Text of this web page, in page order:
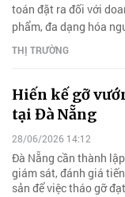
toán đặt ra đối với
phẩm, đa dạng hóa
THỊ TRƯỜNG
Hiến kế gỡ
tại Đà Nẵng
28/06/2026 14:12
Đà Nẵng cần thành
giám sát, đánh giá
sản để việc tháo gỡ